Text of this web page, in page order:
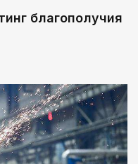
благополучия